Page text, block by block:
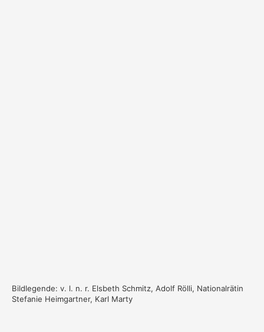
Bildlegende: v. l. n. r. Elsbeth Schmitz, Adolf Rölli, Nationalrätin
Stefanie Heimgartner, Karl Marty